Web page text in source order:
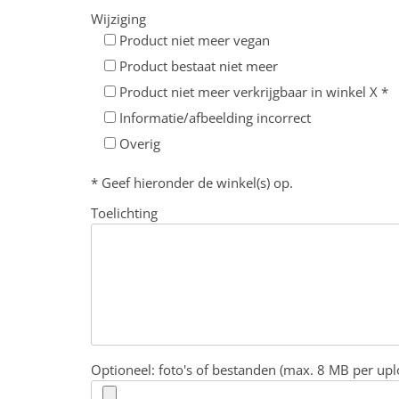
Wijziging
Product niet meer vegan
Product bestaat niet meer
Product niet meer verkrijgbaar in winkel X *
Informatie/afbeelding incorrect
Overig
* Geef hieronder de winkel(s) op.
Toelichting
Optioneel: foto's of bestanden (max. 8 MB per